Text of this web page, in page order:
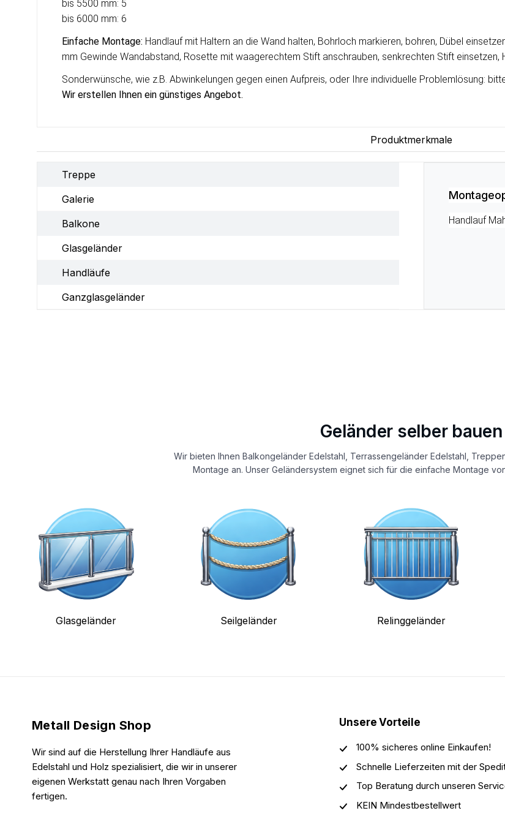
bis 5500 mm: 5
bis 6000 mm: 6
Einfache Montage: Handlauf mit Haltern an die Wand halten, Bohrloch markieren, bohren, Dübel
mm Gewinde Wandabstand, Rosette mit waagerechtem Stift anschrauben, senkrechten Stift einsetzen,
Sonderwünsche, wie z.B. Abwinkelungen gegen einen Aufpreis, oder Ihre individuelle Problemlösung:
Wir erstellen Ihnen ein günstiges Angebot.
Produktmerkmale
Treppe
Galerie
Balkone
Glasgeländer
Handläufe
Ganzglasgeländer
Handlauf
Geländer selber bauen
Wir bieten Ihnen Balkongeländer Edelstahl, Terrassengeländer Edelstahl,
Montage an. Unser Geländersystem eignet sich für die einfache Montage
Glasgeländer Seilgeländer Relinggeländer
Metall Design Shop
Wir sind auf die Herstellung Ihrer Handläufe aus
Edelstahl und Holz spezialisiert, die wir in unserer
eigenen Werkstatt genau nach Ihren Vorgaben
fertigen.
Unsere Vorteile
100% sicheres online Einkaufen!
Schnelle Lieferzeiten mit der
Top Beratung durch unseren
KEIN Mindestbestellwert